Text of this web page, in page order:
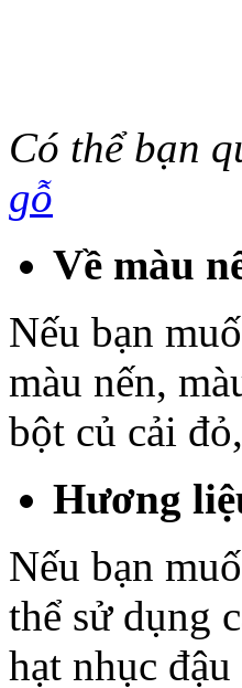
Có thể bạn
gỗ
Về màu
Nếu bạn
màu nến,
bột củ cải
Hương
Nếu bạn
thể sử dụng
hạt nhục